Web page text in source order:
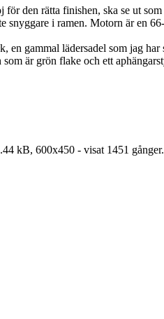
den rätta finishen, ska se ut
i ramen. Motorn är en
gammal lädersadel som jag
är grön flake och ett
kB, 600x450 - visat 1451